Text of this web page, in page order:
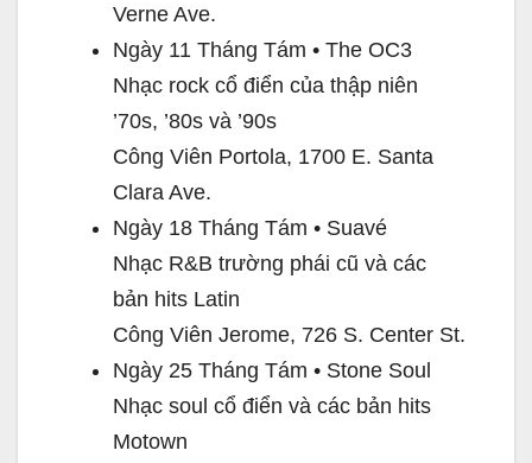
Verne Ave.
Ngày 11 Tháng Tám • The OC3
Nhạc rock cổ điển của thập niên
’70s, ’80s và ’90s
Công Viên Portola, 1700 E. Santa
Clara Ave.
Ngày 18 Tháng Tám • Suavé
Nhạc R&B trường phái cũ và các
bản hits Latin
Công Viên Jerome, 726 S. Center St.
Ngày 25 Tháng Tám • Stone Soul
Nhạc soul cổ điển và các bản hits
Motown